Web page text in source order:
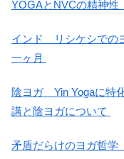
YOGAとNVCの精神
インド リシケシでの
一ヶ月
陰ヨガ Yin Yogaに特
講と陰ヨガについて
矛盾だらけのヨガ哲